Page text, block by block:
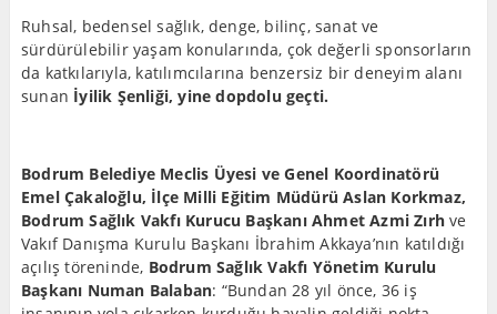
Ruhsal, bedensel sağlık, denge, bilinç, sanat ve
sürdürülebilir yaşam konularında, çok değerli sponsorların
da katkılarıyla, katılımcılarına benzersiz bir deneyim alanı
sunan İyilik Şenliği, yine dopdolu geçti.
Bodrum Belediye Meclis Üyesi ve Genel Koordinatörü
Emel Çakaloğlu, İlçe Milli Eğitim Müdürü Aslan Korkmaz,
Bodrum Sağlık Vakfı Kurucu Başkanı Ahmet Azmi Zırh ve
Vakıf Danışma Kurulu Başkanı İbrahim Akkaya’nın katıldığı
açılış töreninde, Bodrum Sağlık Vakfı Yönetim Kurulu
Başkanı Numan Balaban: “Bundan 28 yıl önce, 36 iş